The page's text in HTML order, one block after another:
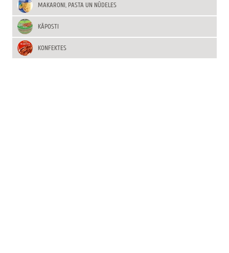
MAKARONI, PASTA UN NŪDELES
KĀPOSTI
KONFEKTES